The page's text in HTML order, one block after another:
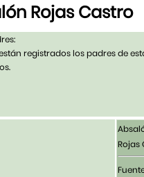
Rojas Castro
registrados los padres de
Rojas